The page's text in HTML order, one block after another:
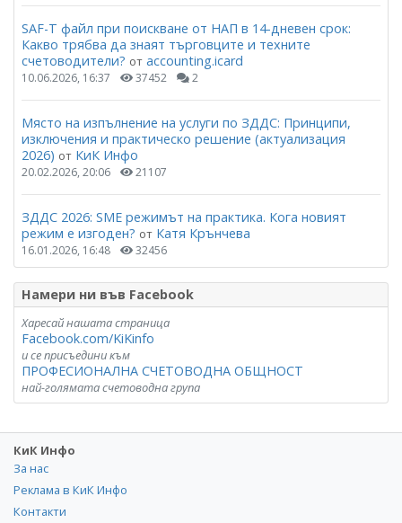
SAF-T файл при поискване от НАП в 14-дневен срок:
Какво трябва да знаят търговците и техните
счетоводители? от accounting.icard
10.06.2026, 16:37 37452 2
Място на изпълнение на услуги по ЗДДС: Принципи,
изключения и практическо решение (актуализация
2026) от КиК Инфо
20.02.2026, 20:06 21107
ЗДДС 2026: SME режимът на практика. Кога новият
режим е изгоден? от Катя Крънчева
16.01.2026, 16:48 32456
Намери ни във Facebook
Харесай нашата страница
Facebook.com/KiKinfo
и се присъедини към
ПРОФЕСИОНАЛНА СЧЕТОВОДНА ОБЩНОСТ
най-голямата счетоводна група
КиК Инфо
За нас
Реклама в КиК Инфо
Контакти